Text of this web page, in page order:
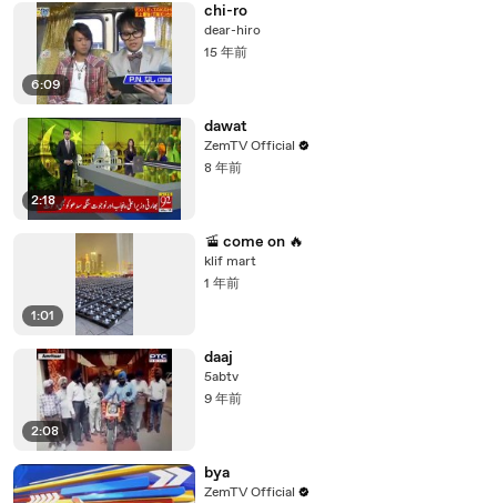
6:09
chi-ro
dear-hiro
15 年前
2:18
dawat
ZemTV Official
8 年前
1:01
🚡 come on 🔥
klif mart
1 年前
2:08
daaj
5abtv
9 年前
bya
ZemTV Official